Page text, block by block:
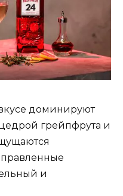
доминируют
грейпфрута и
и